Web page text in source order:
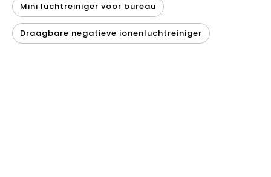
Mini luchtreiniger voor bureau
Draagbare negatieve ionenluchtreiniger